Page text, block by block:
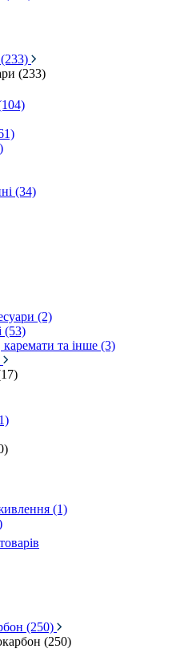
(233)
(34)
(2)
(53)
та інше (3)
(1)
(250)
(250)